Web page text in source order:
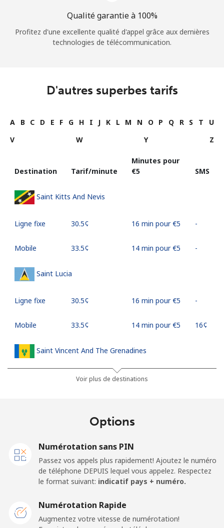
Qualité garantie à 100%
Profitez d'une excellente qualité d'appel grâce aux dernières
technologies de télécommunication.
D'autres superbes tarifs
A B C D E F G H I J K L M N O P Q R S T
U
V
W Y Z
Destination Tarif/minute
Minutes pour
⁦€5⁩
SMS
Saint Kitts And Nevis
Ligne fixe ⁦30.5¢⁩ 16 min pour ⁦€5⁩ -
Mobile ⁦33.5¢⁩ 14 min pour ⁦€5⁩ -
Saint Lucia
Ligne fixe ⁦30.5¢⁩ 16 min pour ⁦€5⁩ -
Mobile ⁦33.5¢⁩ 14 min pour ⁦€5⁩ ⁦16¢⁩
Saint Vincent And The Grenadines
⁦27.5¢⁩ 18 min pour ⁦€5⁩
Ligne fixe
⁦121.5¢⁩ 4 min pour ⁦€5⁩
San Marino
Voir plus de destinations
Options
Numérotation sans PIN
Passez vos appels plus rapidement! Ajoutez le numéro
de téléphone DEPUIS lequel vous appelez. Respectez
le format suivant: indicatif pays + numéro.
Numérotation Rapide
Augmentez votre vitesse de numérotation!